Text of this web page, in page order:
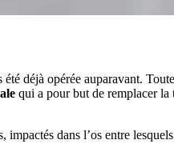
déjà opérée auparavant.
qui a pour but de remplacer la
impactés dans l’os entre